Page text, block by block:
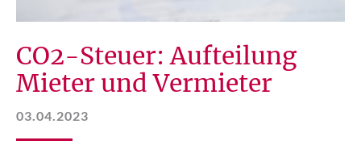
CO2-Steuer: Aufteilung
Mieter und Vermieter
03.04.2023